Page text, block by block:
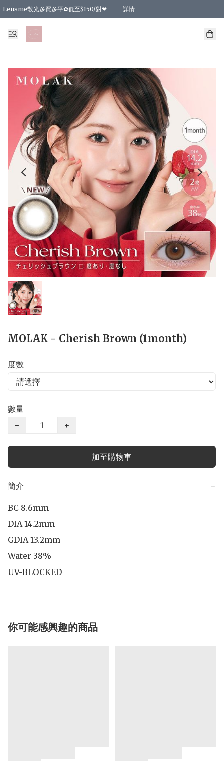
Lensme散光多買多平✿低至$150/對❤ 詳情
台灣Karacon⁩✧日拋 特價清貨❁⃘
日本韓國多款日/月拋現貨☼ 特價❤︎數量有限 售完即止
🇰🇷韓國多款月拋現貨 特價兩對$99✿數量有限 售完即止♫
精選商品，任選買2件或以上9 折；買4件或以上85 折；買6件或以上8 折
精選商品，任選買2件HKD 140.00；買4件HKD 260.00
精選商品，任選買2件HKD 190.00；買4件HKD 360.00
精選商品，任選買2件HKD 110.00；買4件HKD 180.00
精選商品，任選買2件HKD 170.00；買4件HKD 320.00
精選商品，任選買2件或以上減HKD 148.00
精選商品，任選買2件或以上減HKD 148.00
精選商品，任選買2件或以上95 折；買4件或以上9 折；買6件或以上85 折；買8件
精選商品，任選買12件或以上87 折
精選商品，任選買2件或以上減HKD 16.00；買4件或以上減HKD 32.00；買6
精選商品，任選買2件或以上95 折；買4件或以上9 折；買8件或以上85 折；買12
購物滿 HKD 800.00即享免運費優惠！（適用於 特定的送貨方式 )
MOLAK - Cherish Brown (1month)
度數
數量
−
+
加至購物車
簡介 −
BC 8.6mm
DIA 14.2mm
GDIA 13.2mm
Water 38%
UV-BLOCKED
你可能感興趣的商品